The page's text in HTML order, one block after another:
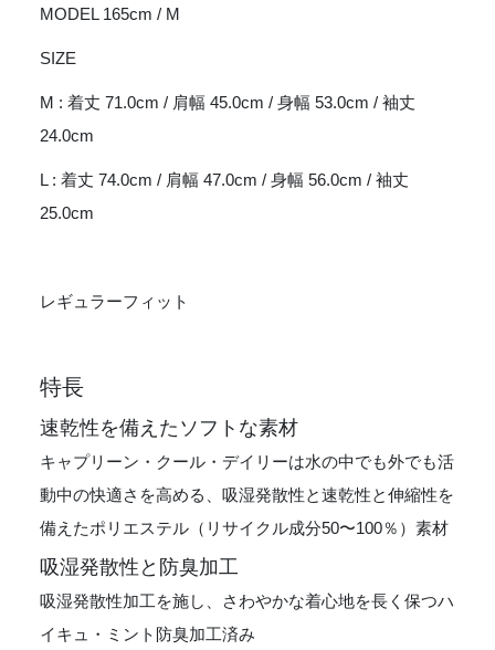
MODEL 165cm / M
SIZE
M : 着丈 71.0cm / 肩幅 45.0cm / 身幅 53.0cm / 袖丈
24.0cm
L : 着丈 74.0cm / 肩幅 47.0cm / 身幅 56.0cm / 袖丈
25.0cm
レギュラーフィット
特長
速乾性を備えたソフトな素材
キャプリーン・クール・デイリーは水の中でも外でも活
動中の快適さを高める、吸湿発散性と速乾性と伸縮性を
備えたポリエステル（リサイクル成分50〜100％）素材
吸湿発散性と防臭加工
吸湿発散性加工を施し、さわやかな着心地を長く保つハ
イキュ・ミント防臭加工済み